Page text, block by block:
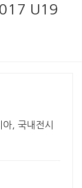
U19
, 국내전시